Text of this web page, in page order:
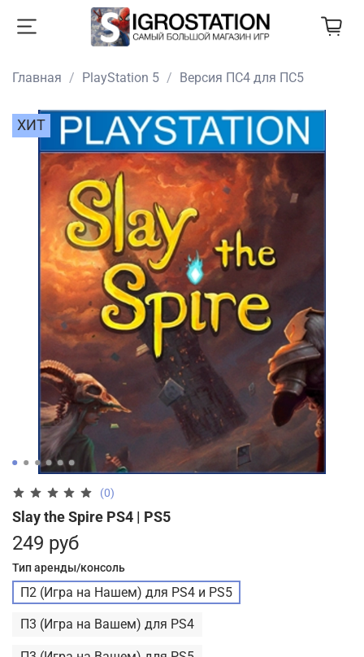
Главная PlayStation 5 Версия ПС4 для ПС5
ХИТ
(0)
Slay the Spire PS4 | PS5
249 руб
Тип аренды/консоль
П2 (Игра на Нашем) для PS4 и PS5
П3 (Игра на Вашем) для PS4